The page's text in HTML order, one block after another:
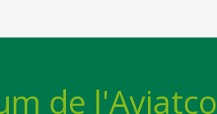
de l'Aviatco